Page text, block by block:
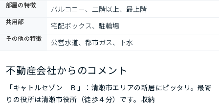
部屋の特徴 バルコニー、二階以上、最上階
共用部 宅配ボックス、駐輪場
その他の特徴 公営水道、都市ガス、下水
不動産会社からのコメント
「キャトルセゾン Ｂ」：清瀬市エリアの新居にピッタリ。最寄
りの役所は清瀬市役所（徒歩４分）です。収納